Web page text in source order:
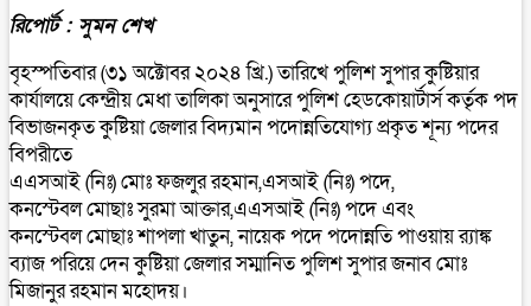
রিপোর্ট : সুমন শেখ
বৃহস্পতিবার (৩১ অক্টোবর ২০২৪ খ্রি.) তারিখে পুলিশ সুপার কুষ্টিয়ার
কার্যালয়ে কেন্দ্রীয় মেধা তালিকা অনুসারে পুলিশ হেডকোয়ার্টার্স কর্তৃক পদ
বিভাজনকৃত কুষ্টিয়া জেলার বিদ্যমান পদোন্নতিযোগ্য প্রকৃত শূন্য পদের
বিপরীতে
এএসআই (নিঃ) মোঃ ফজলুর রহমান,এসআই (নিঃ) পদে,
কনস্টেবল মোছাঃ সুরমা আক্তার,এএসআই (নিঃ) পদে এবং
কনস্টেবল মোছাঃ শাপলা খাতুন, নায়েক পদে পদোন্নতি পাওয়ায় র‍্যাঙ্ক
ব্যাজ পরিয়ে দেন কুষ্টিয়া জেলার সম্মানিত পুলিশ সুপার জনাব মোঃ
মিজানুর রহমান মহোদয়।